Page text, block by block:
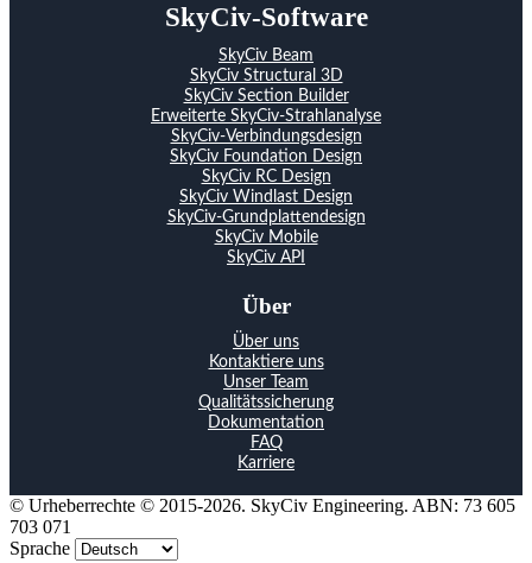
SkyCiv-Software
SkyCiv Beam
SkyCiv Structural 3D
SkyCiv Section Builder
Erweiterte SkyCiv-Strahlanalyse
SkyCiv-Verbindungsdesign
SkyCiv Foundation Design
SkyCiv RC Design
SkyCiv Windlast Design
SkyCiv-Grundplattendesign
SkyCiv Mobile
SkyCiv API
Über
Über uns
Kontaktiere uns
Unser Team
Qualitätssicherung
Dokumentation
FAQ
Karriere
© Urheberrechte © 2015-2026. SkyCiv Engineering. ABN: 73 605
703 071
Sprache